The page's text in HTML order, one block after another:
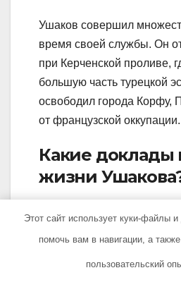
Ушаков совершил
время своей службы. Он
при Керченской проливе,
большую часть турецкой
освободил города Корфу,
от французской оккупации.
Какие доклады
жизни
О жизни Ушакова имеется
богатое наследие в виде
дневников и документов о
Этот сайт использует куки-файлы
помочь вам в навигации, а
пользовательский